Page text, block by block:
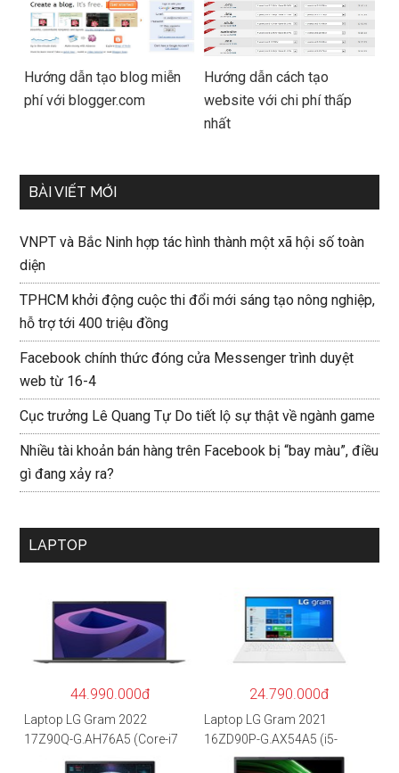
Hướng dẫn tạo blog miễn
phí với blogger.com
Hướng dẫn cách tạo
website với chi phí thấp
nhất
BÀI VIẾT MỚI
VNPT và Bắc Ninh hợp tác hình thành một xã hội số toàn
diện
TPHCM khởi động cuộc thi đổi mới sáng tạo nông nghiệp,
hỗ trợ tới 400 triệu đồng
Facebook chính thức đóng cửa Messenger trình duyệt
web từ 16-4
Cục trưởng Lê Quang Tự Do tiết lộ sự thật về ngành game
Nhiều tài khoản bán hàng trên Facebook bị “bay màu”, điều
gì đang xảy ra?
LAPTOP
44.990.000đ
Laptop LG Gram 2022
17Z90Q-G.AH76A5 (Core-i7
1260P/16GB/512GB/17″
24.790.000đ
Laptop LG Gram 2021
16ZD90P-G.AX54A5 (i5-
1135G7/8GB RAM/512GB